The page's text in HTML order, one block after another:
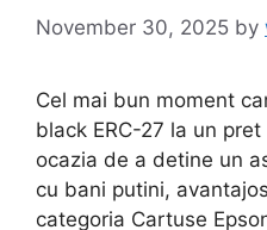
November 30, 2025 by
Cel mai bun moment
black ERC-27 la un
ocazia de a detine un
cu bani putini,
categoria Cartuse